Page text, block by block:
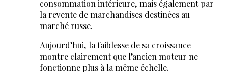
consommation intérieure, mais également par
la revente de marchandises destinées au
marché russe.
Aujourd’hui, la faiblesse de sa croissance
montre clairement que l’ancien moteur ne
fonctionne plus à la même échelle.